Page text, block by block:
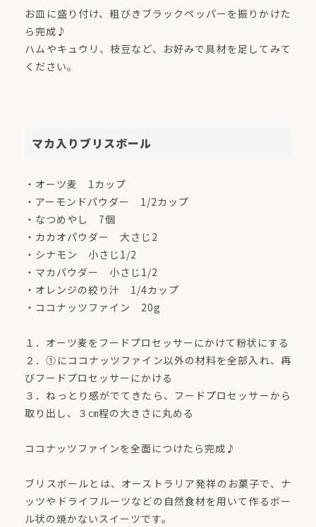
お皿に盛り付け、粗びきブラックペッパーを振りかけた
ら完成♪
ハムやキュウリ、枝豆など、お好みで具材を足してみて
ください。
マカ入りブリスボール
・オーツ麦 1カップ
・アーモンドパウダー 1/2カップ
・なつめやし 7個
・カカオパウダー 大さじ2
・シナモン 小さじ1/2
・マカパウダー 小さじ1/2
・オレンジの絞り汁 1/4カップ
・ココナッツファイン 20g
１．オーツ麦をフードプロセッサーにかけて粉状にする
２．①にココナッツファイン以外の材料を全部入れ、再
びフードプロセッサーにかける
３．ねっとり感がでてきたら、フードプロセッサーから
取り出し、３㎝程の大きさに丸める
ココナッツファインを全面につけたら完成♪
ブリスボールとは、オーストラリア発祥のお菓子で、ナ
ッツやドライフルーツなどの自然食材を用いて作るボー
ル状の焼かないスイーツです。